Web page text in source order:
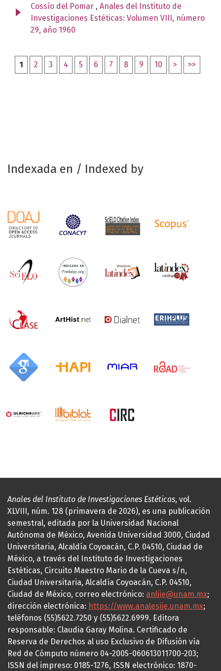
Cossío del Pomar , Anales del Instituto de
Investigaciones Estéticas: Volumen VIII, número
29, año 1960
1 2 3 4 5 6 7 8 9 10 > >>
Indexada en / Indexed by
Anales del Instituto de Investigaciones Estéticas, vol.
XLVIII, núm. 128 (primavera de 2026), es una publicación
semestral, editada por la Universidad Nacional
Autónoma de México, Avenida Universidad 3000, Ciudad
Universitaria, Alcaldía Coyoacán, C.P. 04510, Ciudad de
México, a través del Instituto de Investigaciones
Estéticas, Circuito Maestro Mario de la Cueva s/n,
Ciudad Universitaria, Alcaldía Coyoacán, C.P. 04510,
Ciudad de México, correo electrónico: anliie@unam.mx;
dirección electrónica: https://www.analesiie.unam.mx;
teléfonos (55)5622.7250 y (55)5622.6999. Editora
responsable: Claudia Garay Molina. Certificado de
Reserva de Derechos al uso Exclusivo de Difusión vía
Red de Cómputo número 04-2005-060613011700-203;
ISSN del impreso: 0185-1276, ISSN electrónico: 1870-